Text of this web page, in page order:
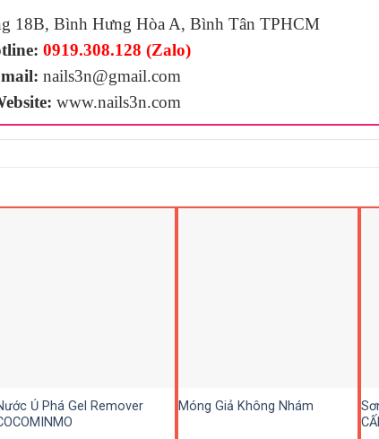
18B, Bình Hưng Hòa A, Bình Tân TPHCM
0919.308.128 (Zalo)
nails3n@gmail.com
www.nails3n.com
Ủ Phá Gel Remover
Móng Giả Không Nhám